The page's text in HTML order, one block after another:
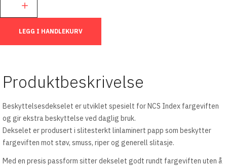
LEGG I HANDLEKURV
Produktbeskrivelse
Beskyttelsesdekselet er utviklet spesielt for NCS Index fargeviften
og gir ekstra beskyttelse ved daglig bruk.
Dekselet er produsert i slitesterkt linlaminert papp som beskytter
fargeviften mot støv, smuss, riper og generell slitasje.
Med en presis passform sitter dekselet godt rundt fargeviften uten å